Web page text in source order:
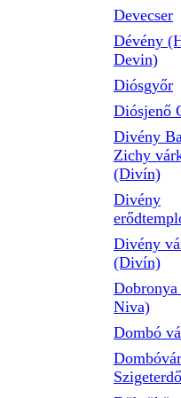
Devecser
Dévény
Devin)
Diósgyőr
Diósjenő
Divény
Zichy
(Divín)
Divény
Divény
(Divín)
Niva)
Dombó
Dombóvár
Szigeterdő